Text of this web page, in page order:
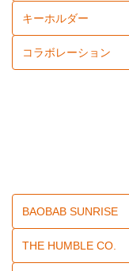
キーホルダー
コラボレーション
BAOBAB SUNRISE
THE HUMBLE CO.